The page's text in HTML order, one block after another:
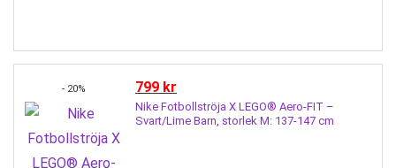
- 20% 799 kr
Nike Fotbollströja X LEGO® Aero-FIT –
Svart/Lime Barn, storlek M: 137-147 cm